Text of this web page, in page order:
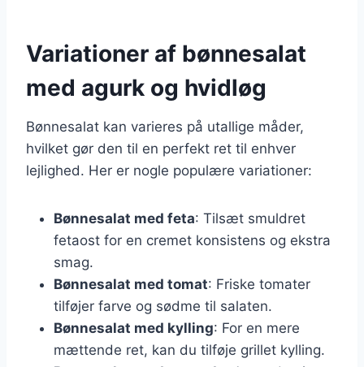
Variationer af bønnesalat
med agurk og hvidløg
Bønnesalat kan varieres på utallige måder,
hvilket gør den til en perfekt ret til enhver
lejlighed. Her er nogle populære variationer:
Bønnesalat med feta: Tilsæt smuldret
fetaost for en cremet konsistens og ekstra
smag.
Bønnesalat med tomat: Friske tomater
tilføjer farve og sødme til salaten.
Bønnesalat med kylling: For en mere
mættende ret, kan du tilføje grillet kylling.